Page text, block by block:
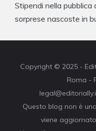
Stipendi nella
sorprese nascoste in
Copyright © 2025 -
Roma -
Questo blog non è
viene